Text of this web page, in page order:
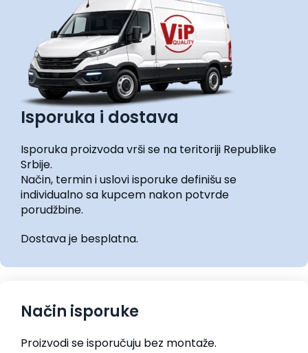
Isporuka i dostava
Isporuka proizvoda vrši se na teritoriji Republike
Srbije.
Način, termin i uslovi isporuke definišu se
individualno sa kupcem nakon potvrde
porudžbine.
Dostava je besplatna.
Način isporuke
Proizvodi se isporučuju bez montaže.